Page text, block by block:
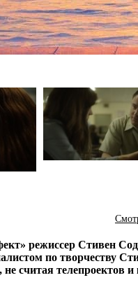
режиссер Стивен
по творчеству
считая телепроектов